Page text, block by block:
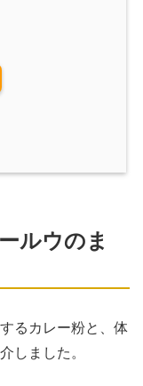
ルウのま
るカレー粉と、体
しました。